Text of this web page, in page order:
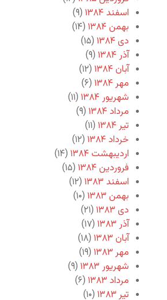
اسفند ۱۳۸۴
(۹)
بهمن ۱۳۸۴
(۱۴)
دی ۱۳۸۴
(۱۵)
آذر ۱۳۸۴
(۹)
آبان ۱۳۸۴
(۱۲)
مهر ۱۳۸۴
(۶)
شهریور ۱۳۸۴
(۱۱)
مرداد ۱۳۸۴
(۹)
تیر ۱۳۸۴
(۱۱)
خرداد ۱۳۸۴
(۱۲)
اردیبهشت ۱۳۸۴
(۱۴)
فروردین ۱۳۸۴
(۱۵)
اسفند ۱۳۸۳
(۱۲)
بهمن ۱۳۸۳
(۱۰)
دی ۱۳۸۳
(۲۱)
آذر ۱۳۸۳
(۱۷)
آبان ۱۳۸۳
(۱۸)
مهر ۱۳۸۳
(۱۹)
شهریور ۱۳۸۳
(۹)
مرداد ۱۳۸۳
(۶)
تیر ۱۳۸۳
(۱۰)